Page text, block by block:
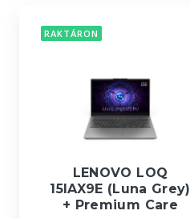
RAKTÁRON
LENOVO LOQ
15IAX9E (Luna Grey)
+ Premium Care